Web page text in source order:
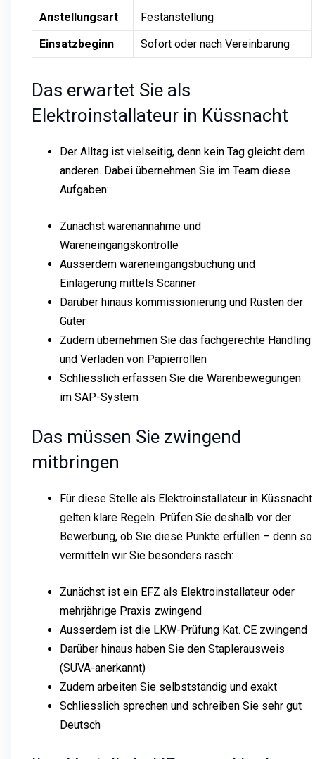
Anstellungsart
Festanstellung
Einsatzbeginn
Sofort oder nach Vereinbarung
Das erwartet Sie als
Elektroinstallateur in Küssnacht
Der Alltag ist vielseitig, denn kein Tag gleicht dem
anderen. Dabei übernehmen Sie im Team diese
Aufgaben:
Zunächst warenannahme und
Wareneingangskontrolle
Ausserdem wareneingangsbuchung und
Einlagerung mittels Scanner
Darüber hinaus kommissionierung und Rüsten der
Güter
Zudem übernehmen Sie das fachgerechte Handling
und Verladen von Papierrollen
Schliesslich erfassen Sie die Warenbewegungen
im SAP-System
Das müssen Sie zwingend
mitbringen
Für diese Stelle als Elektroinstallateur in Küssnacht
gelten klare Regeln. Prüfen Sie deshalb vor der
Bewerbung, ob Sie diese Punkte erfüllen – denn so
vermitteln wir Sie besonders rasch:
Zunächst ist ein EFZ als Elektroinstallateur oder
mehrjährige Praxis zwingend
Ausserdem ist die LKW-Prüfung Kat. CE zwingend
Darüber hinaus haben Sie den Staplerausweis
(SUVA-anerkannt)
Zudem arbeiten Sie selbstständig und exakt
Schliesslich sprechen und schreiben Sie sehr gut
Deutsch